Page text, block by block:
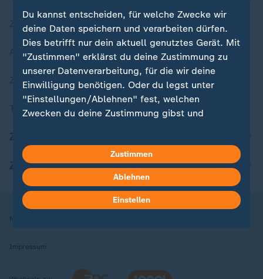
Zuletzt veröffentlicht
Aktuelle Sendungs-Videos
ZDFheute Stories
Themen im Überblick
ZDFheute Apps
Nutzungsbedingungen
Impressum
Du kannst entscheiden, für welche Zwecke wir
deine Daten speichern und verarbeiten dürfen.
Dies betrifft nur dein aktuell genutztes Gerät. Mit
"Zustimmen" erklärst du deine Zustimmung zu
unserer Datenverarbeitung, für die wir deine
Einwilligung benötigen. Oder du legst unter
"Einstellungen/Ablehnen" fest, welchen
Zwecken du deine Zustimmung gibst und
in deinen Einstellungen widerrufen oder ändern.
Hier findest du das Impressum.
Weitere Informationen findest du in unserer
Datenschutzerklärung.
Zustimmen
Ablehnen
Einstellen